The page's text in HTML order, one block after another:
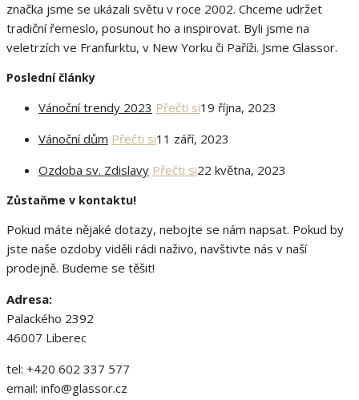
značka jsme se ukázali světu v roce 2002. Chceme udržet
tradiční řemeslo, posunout ho a inspirovat. Byli jsme na
veletrzích ve Franfurktu, v New Yorku či Paříži. Jsme Glassor.
Poslední články
Vánoční trendy 2023 Přečti si19 října, 2023
Vánoční dům Přečti si11 září, 2023
Ozdoba sv. Zdislavy Přečti si22 května, 2023
Zůstaňme v kontaktu!
Pokud máte nějaké dotazy, nebojte se nám napsat. Pokud by
jste naše ozdoby viděli rádi naživo, navštivte nás v naší
prodejně. Budeme se těšit!
Adresa:
Palackého 2392
46007 Liberec
tel: +420 602 337 577
email: info@glassor.cz